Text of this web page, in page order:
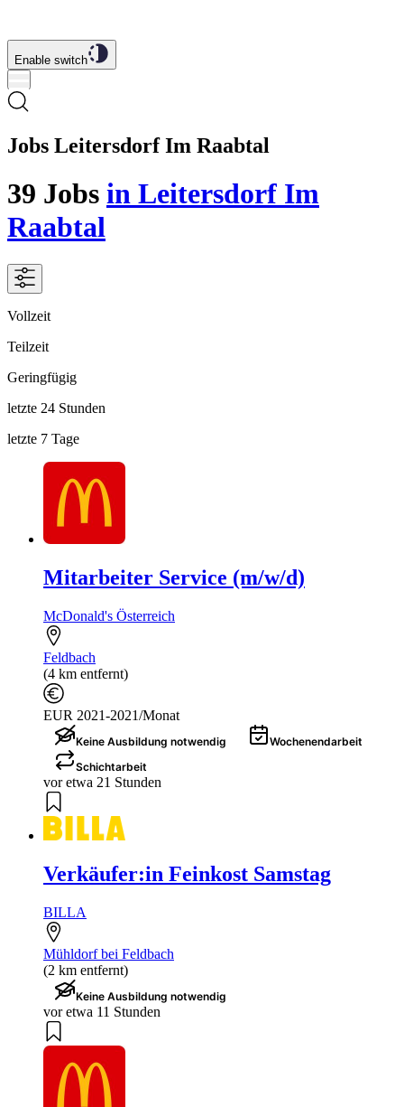
Enable switch
Jobs Leitersdorf Im Raabtal
39 Jobs in Leitersdorf Im
Raabtal
Vollzeit
Teilzeit
Geringfügig
letzte 24 Stunden
letzte 7 Tage
Mitarbeiter Service (m/w/d)
McDonald's Österreich
Feldbach
(4 km entfernt)
EUR 2021-2021/Monat
Keine Ausbildung notwendig
Wochenendarbeit
Schichtarbeit
vor etwa 21 Stunden
Verkäufer:in Feinkost Samstag
BILLA
Mühldorf bei Feldbach
(2 km entfernt)
Keine Ausbildung notwendig
vor etwa 11 Stunden